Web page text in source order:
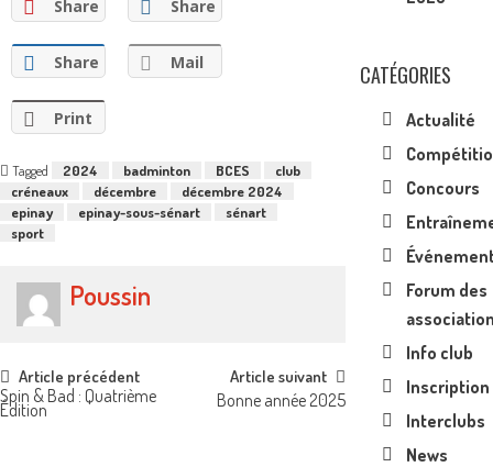
Share Share
Share Mail
Print
Tagged 2024 badminton BCES
club
créneaux
décembre
décembre 2024
epinay
epinay-sous-sénart
sénart
sport
Poussin
Post
navigation
Article précédent
Spin & Bad : Quatrième
Édition
Article suivant
Bonne année 2025
CATÉGORIES
Actualité
Concours
Forum des
Info club
Inscription
Interclubs
News